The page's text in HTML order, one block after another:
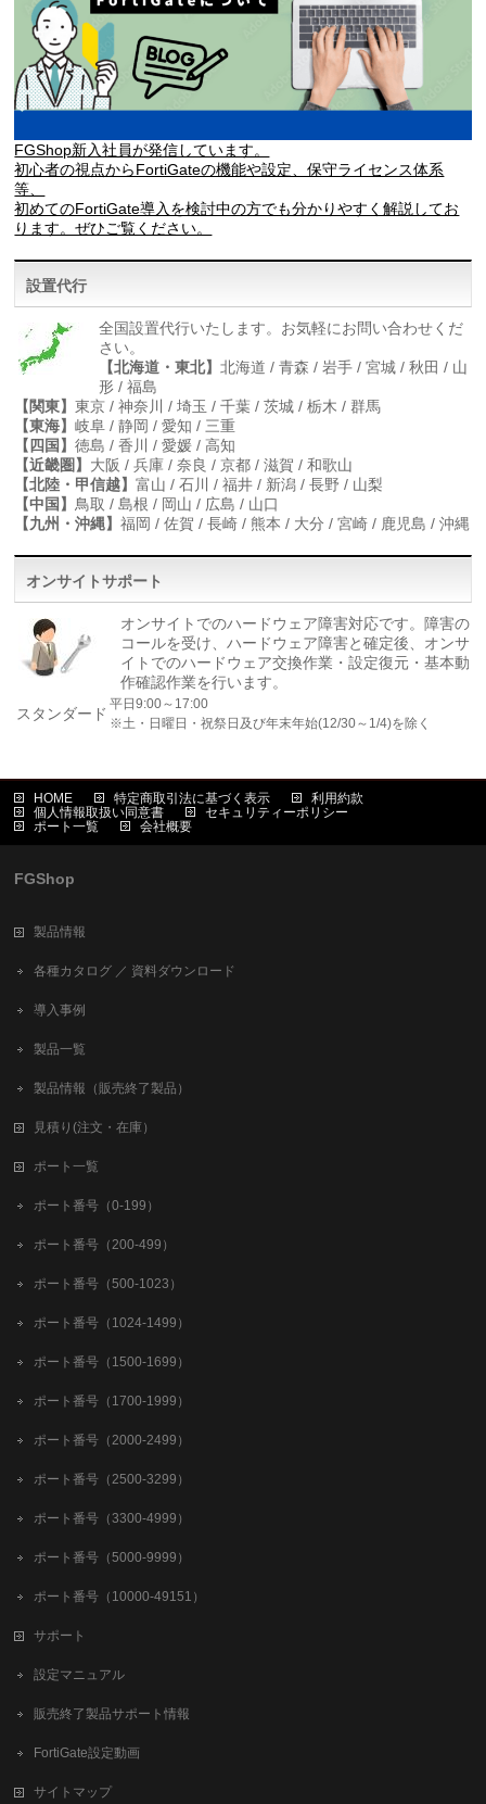
FGShop新入社員が発信しています。
初心者の視点からFortiGateの機能や設定、保守ライセンス体系
等、
初めてのFortiGate導入を検討中の方でも分かりやすく解説してお
ります。ぜひご覧ください。
設置代行
全国設置代行いたします。お気軽にお問い合わせくだ
さい。
【北海道・東北】北海道 / 青森 / 岩手 / 宮城 / 秋田 / 山
形 / 福島
【関東】東京 / 神奈川 / 埼玉 / 千葉 / 茨城 / 栃木 / 群馬
【東海】岐阜 / 静岡 / 愛知 / 三重
【四国】徳島 / 香川 / 愛媛 / 高知
【近畿圏】 大阪 / 兵庫 / 奈良 / 京都 / 滋賀 / 和歌山
【北陸・甲信越】富山 / 石川 / 福井 / 新潟 / 長野 / 山梨
【中国】鳥取 / 島根 / 岡山 / 広島 / 山口
【九州・沖縄】福岡 / 佐賀 / 長崎 / 熊本 / 大分 / 宮崎 / 鹿児島 / 沖縄
オンサイトサポート
オンサイトでのハードウェア障害対応です。障害の
コールを受け、ハードウェア障害と確定後、オンサ
イトでのハードウェア交換作業・設定復元・基本動
作確認作業を行います。
スタンダード
平日9:00～17:00
※土・日曜日・祝祭日及び年末年始(12/30～1/4)を除く
HOME 特定商取引法に基づく表示
利用約款
個人情報取扱い同意書
セキュリティーポリシー
ポート一覧
会社概要
FGShop
製品情報
各種カタログ ／ 資料ダウンロード
導入事例
製品一覧
製品情報（販売終了製品）
見積り(注文・在庫）
ポート一覧
ポート番号（0-199）
ポート番号（200-499）
ポート番号（500-1023）
ポート番号（1024-1499）
ポート番号（1500-1699）
ポート番号（1700-1999）
ポート番号（2000-2499）
ポート番号（2500-3299）
ポート番号（3300-4999）
ポート番号（5000-9999）
ポート番号（10000-49151）
サポート
設定マニュアル
販売終了製品サポート情報
FortiGate設定動画
サイトマップ